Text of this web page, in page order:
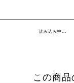
読み込み中...
この商